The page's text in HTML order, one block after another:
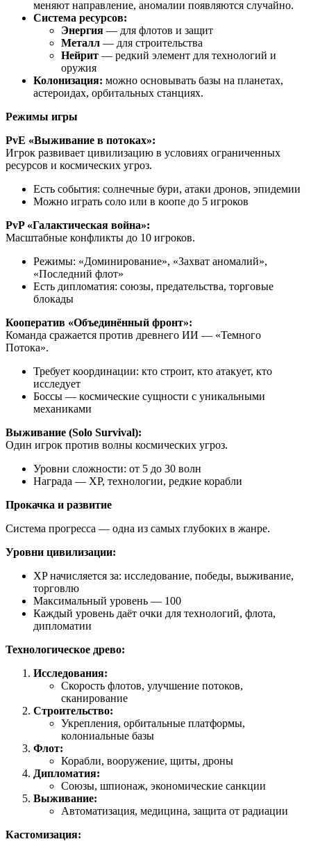
меняют направление, аномалии появляются случайно.
Система ресурсов:
Энергия — для флотов и защит
Металл — для строительства
Нейрит — редкий элемент для технологий и
оружия
Колонизация: можно основывать базы на планетах,
астероидах, орбитальных станциях.
Режимы игры
PvE «Выживание в потоках»:
Игрок развивает цивилизацию в условиях ограниченных
ресурсов и космических угроз.
Есть события: солнечные бури, атаки дронов, эпидемии
Можно играть соло или в коопе до 5 игроков
PvP «Галактическая война»:
Масштабные конфликты до 10 игроков.
Режимы: «Доминирование», «Захват аномалий»,
«Последний флот»
Есть дипломатия: союзы, предательства, торговые
блокады
Кооператив «Объединённый фронт»:
Команда сражается против древнего ИИ — «Темного
Потока».
Требует координации: кто строит, кто атакует, кто
исследует
Боссы — космические сущности с уникальными
механиками
Выживание (Solo Survival):
Один игрок против волны космических угроз.
Уровни сложности: от 5 до 30 волн
Награда — XP, технологии, редкие корабли
Прокачка и развитие
Система прогресса — одна из самых глубоких в жанре.
Уровни цивилизации:
XP начисляется за: исследование, победы, выживание,
торговлю
Максимальный уровень — 100
Каждый уровень даёт очки для технологий, флота,
дипломатии
Технологическое древо:
Исследования:
Скорость флотов, улучшение потоков,
сканирование
Строительство:
Укрепления, орбитальные платформы,
колониальные базы
Флот:
Корабли, вооружение, щиты, дроны
Дипломатия:
Союзы, шпионаж, экономические санкции
Выживание:
Автоматизация, медицина, защита от радиации
Кастомизация: